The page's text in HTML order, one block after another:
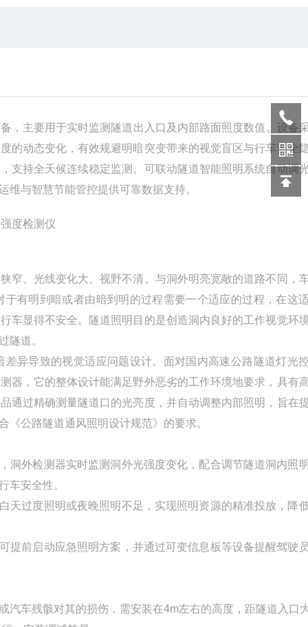
，主要用于实时监测隧道出入口及内部路面照度数值。设备
的动态变化，有效规避明暗突变带来的视觉盲区与行车安全
支持全天候连续稳定监测。可联动隧道智能照明系统自动调
与智慧节能管控提供可靠数据支持。
窄、光线变化大、视野不清。与洞外明亮宽敞的道路不同，
有明到暗或者由暗到明的过程需要一个适应的过程，在这
车显得不安全。隧道照明目的是创造洞内良好的工作视觉环
隧道。
异导致的视觉适应问题设计。面对国内高速公路隧道灯光
器，它的整体设计能满足野外恶劣的工作环境地要求，具有
通过精确测量隧道口的光亮度，并自动调整内部照明，旨在
公路隧道通风照明设计规范》的要求。
洞外检测器实时监测洞外光强度变化，配合调节隧道洞内照
车安全性。
天过度照明或夜晚照明不足，实现照明资源的精准投放，降
提前启动应急照明方案，并通过可变信息板等设备提醒驾驶
汽车残骸对其的损伤，需安装在4m左右的高度，距隧道入口